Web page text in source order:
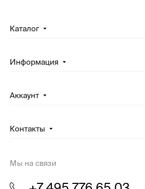
Каталог
Информация
Аккаунт
Контакты
Мы на связи